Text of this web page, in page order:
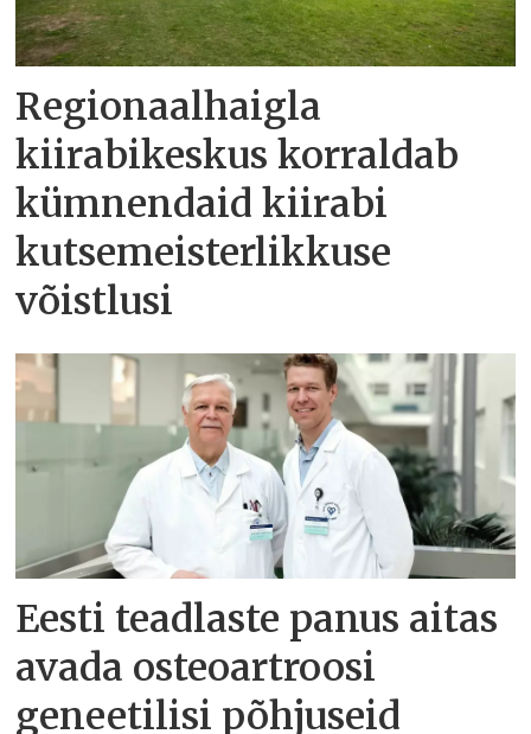
Regionaalhaigla
kiirabikeskus korraldab
kümnendaid kiirabi
kutsemeisterlikkuse
võistlusi
Eesti teadlaste panus aitas
avada osteoartroosi
geneetilisi põhjuseid